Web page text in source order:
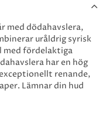
med dödahavslera,
uråldrig syrisk
med fördelaktiga
har en hög
renande,
Lämnar din hud